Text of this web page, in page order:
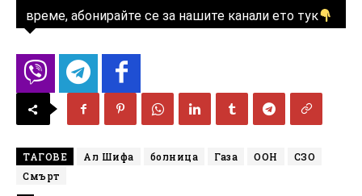
време, абонирайте се за нашите канали ето тук
ТАГОВЕ Ал Шифа болница Газа ООН
СЗО
Смърт